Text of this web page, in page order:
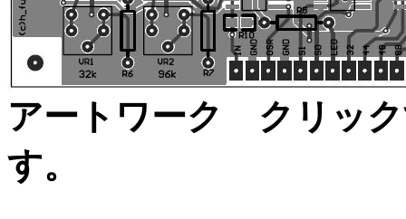
アートワーク クリッ
す。